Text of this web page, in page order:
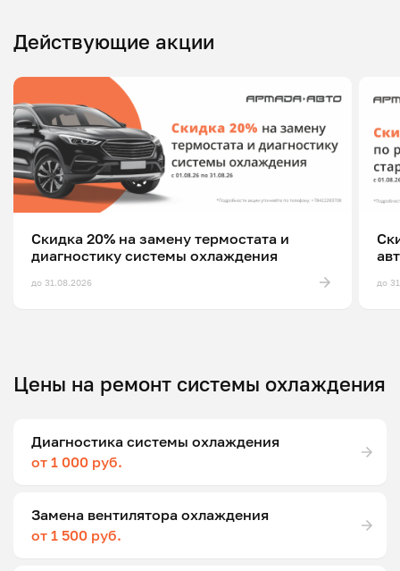
Действующие акции
Скидка 20% на замену термостата и
диагностику системы охлаждения
до 31.08.2026 до
Цены на ремонт системы охлаждения
Диагностика системы охлаждения
от 1 000 руб.
Замена вентилятора охлаждения
от 1 500 руб.